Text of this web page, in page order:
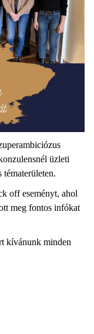
üzleti
tématerületen.
off eseményt, ahol
meg fontos infókat
kívánunk minden